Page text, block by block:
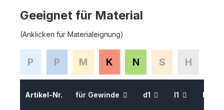
Geeignet für Material
(Anklicken für Materialeignung)
P P M K N S H
Artikel-Nr. für Gewinde d1 l1 l2